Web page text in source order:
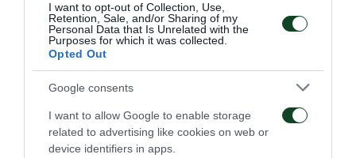
I want to opt-out of Collection, Use,
Retention, Sale, and/or Sharing of my
Personal Data that Is Unrelated with the
Purposes for which it was collected.
Opted Out
Google consents
I want to allow Google to enable storage
related to advertising like cookies on web or
device identifiers in apps.
Κέρκυρα: Κωνσταντόπουλος, Βενέτης, Στολτίδης,
Καλαντζής (6’ Γιάντσης), Τσίγκας, Παρασκευαΐδης
(82’ Χαμπλ), Μαϊστόροβιτς, Κοντοδήμος,
Παναθηναϊκός: Τζόρβας, Μπουμσόνγκ, Καντέ, Σισέ,